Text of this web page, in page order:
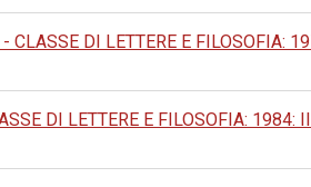
CLASSE DI LETTERE E FILOSOFIA:
DI LETTERE E FILOSOFIA: 1984: